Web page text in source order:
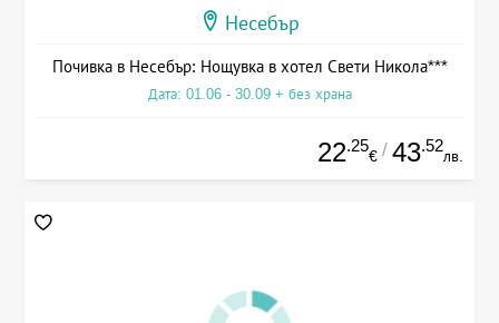
Несебър
Почивка в Несебър: Нощувка в хотел Свети Никола***
Дата: 01.06 - 30.09 + без храна
22.25
€ / 43.52
лв.